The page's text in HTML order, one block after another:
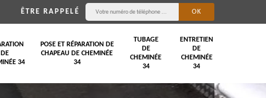
ÊTRE RAPPELÉ
DE
34
POSE ET RÉPARATION DE
CHAPEAU DE CHEMINÉE
34
TUBAGE
DE
CHEMINÉE
34
ENTRETIEN
DE
CHEMINÉE
34